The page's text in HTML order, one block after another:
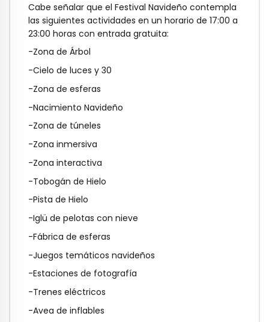
Cabe señalar que el Festival Navideño contempla
las siguientes actividades en un horario de 17:00 a
23:00 horas con entrada gratuita:
-Zona de Árbol
-Cielo de luces y 30
-Zona de esferas
-Nacimiento Navideño
-Zona de túneles
-Zona inmersiva
-Zona interactiva
-Tobogán de Hielo
-Pista de Hielo
-Iglü de pelotas con nieve
-Fábrica de esferas
-Juegos temáticos navideños
-Estaciones de fotografía
-Trenes eléctricos
-Avea de inflables